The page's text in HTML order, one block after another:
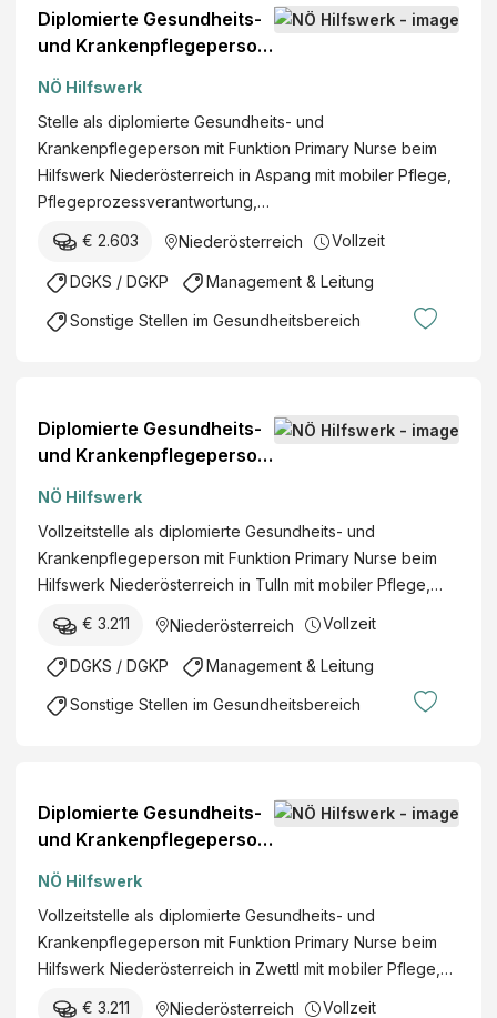
Diplomierte Gesundheits-
und Krankenpflegeperson
Nurse" (w/m/d)
NÖ Hilfswerk
Stelle als diplomierte Gesundheits- und
Krankenpflegeperson mit Funktion Primary Nurse beim
Hilfswerk Niederösterreich in Aspang mit mobiler Pflege,
Pflegeprozessverantwortung,…
€ 2.603 Niederösterreich Vollzeit
DGKS / DGKP Management & Leitung
Sonstige Stellen im Gesundheitsbereich
Diplomierte Gesundheits-
und Krankenpflegeperson
mit Funktion "Primary
Nurse" (w/m/d)
NÖ Hilfswerk
Vollzeitstelle als diplomierte Gesundheits- und
Krankenpflegeperson mit Funktion Primary Nurse beim
Hilfswerk Niederösterreich in Tulln mit mobiler Pflege,…
€ 3.211 Niederösterreich Vollzeit
DGKS / DGKP Management & Leitung
Sonstige Stellen im Gesundheitsbereich
Diplomierte Gesundheits-
und Krankenpflegeperson
Nurse" (w/m/d)
NÖ Hilfswerk
Vollzeitstelle als diplomierte Gesundheits- und
Krankenpflegeperson mit Funktion Primary Nurse beim
Hilfswerk Niederösterreich in Zwettl mit mobiler Pflege,…
€ 3.211 Niederösterreich Vollzeit